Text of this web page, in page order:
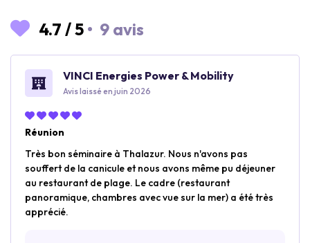
4.7 /5 • 9 avis
VINCI Energies Power & Mobility
Avis laissé en juin 2026
Réunion
Très bon séminaire à Thalazur. Nous n'avons pas
souffert de la canicule et nous avons même pu déjeuner
au restaurant de plage. Le cadre (restaurant
panoramique, chambres avec vue sur la mer) a été très
apprécié.